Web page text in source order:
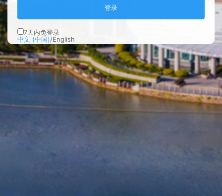
登录
7天内免登录
中文 (中国)/English